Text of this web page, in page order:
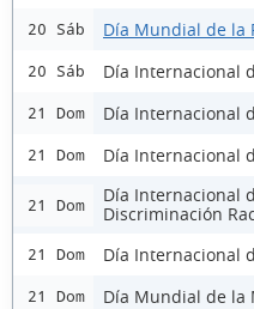
20 Sáb Día Mundial de la
20 Sáb Día Internacional
21 Dom Día Internacional
21 Dom Día Internacional
21 Dom
Día Internacional
Discriminación
21 Dom Día Internacional
21 Dom Día Mundial de la